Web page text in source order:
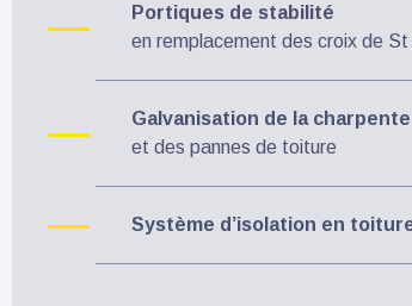
Portiques de stabilité
en remplacement des croix de St
Galvanisation de la charpente
et des pannes de toiture
Système d’isolation en